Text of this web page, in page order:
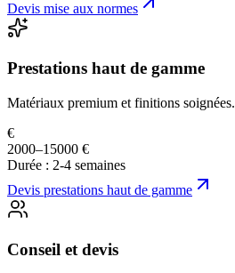
Devis mise aux normes
Prestations haut de gamme
Matériaux premium et finitions soignées.
€
2000–15000 €
Durée : 2-4 semaines
Devis prestations haut de gamme
Conseil et devis